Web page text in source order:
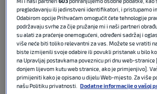
je na stol stavio vodu.
Tada je Ronaldo poručio: “Pijte vodu!”
Potez Portugalca u kratko vrijeme
dionice Coca-Cole izgube čak četiri
pregledavanju ili jedinstveni identifikatori, i pristupamo
Odabirom opcije Prihvaćam omogućit ćete tehnologije
podržavaju svrhe za čije pružanje mi i naši partneri
su alati za praćenje onemogućeni, određeni sadržaj i
više neće biti toliko relevantni za vas. Možete se vratiti
biste izmijenili svoje odabire ili povukli pristanak u bilo
na Upravljaj postavkama poveznicu pri dnu web-stranice
donjem lijevom kutu web stranice, ako je primjenjivo].
primijeniti kako je opisano u dijelu Web-mjesto. Za više
našu Politiku privatnosti.
Dodatne informacije o vašoj